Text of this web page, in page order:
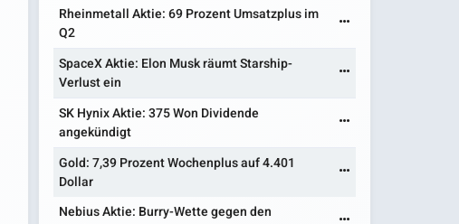
Rheinmetall Aktie: 69 Prozent Umsatzplus im
Q2
SpaceX Aktie: Elon Musk räumt Starship-
Verlust ein
SK Hynix Aktie: 375 Won Dividende
angekündigt
Gold: 7,39 Prozent Wochenplus auf 4.401
Dollar
Nebius Aktie: Burry-Wette gegen den